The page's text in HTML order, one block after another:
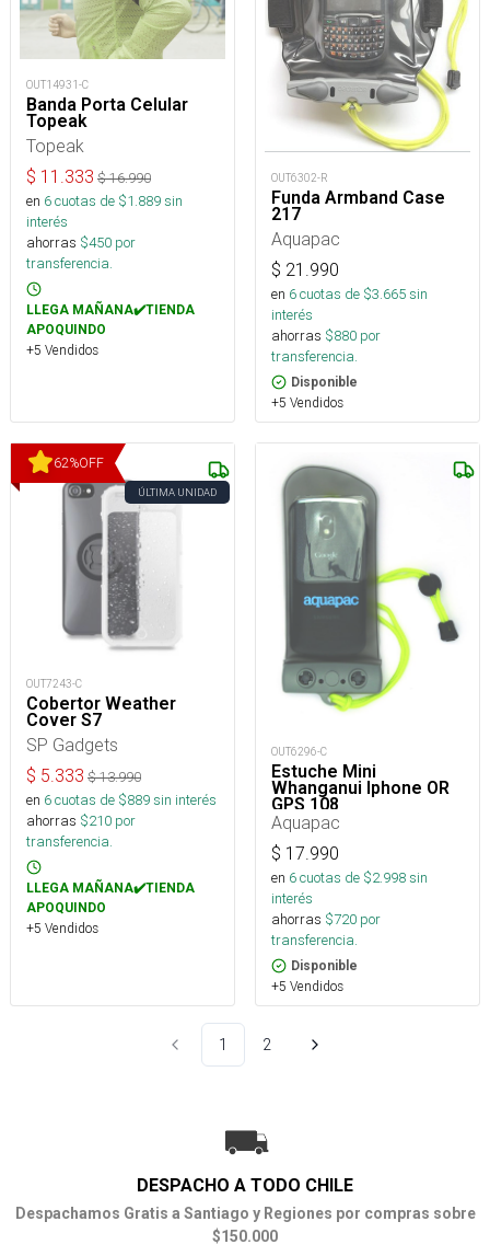
OUT14931-C
Banda Porta Celular
Topeak
Topeak
$ 11.333 $16.990
en 6cuotas de $1.889sin
interés
ahorras $450 por
transferencia.
LLEGA MAÑANA✔️TIENDA
APOQUINDO
+5 Vendidos
OUT6302-R
Funda Armband Case
217
Aquapac
$ 21.990
en 6cuotas de $3.665sin
interés
ahorras $880 por
transferencia.
Disponible
+5 Vendidos
62%OFF
ÚLTIMA UNIDAD
OUT7243-C
Cobertor Weather
Cover S7
SP Gadgets
$ 5.333 $13.990
en 6cuotas de $889sin interés
ahorras $210 por
transferencia.
LLEGA MAÑANA✔️TIENDA
APOQUINDO
+5 Vendidos
OUT6296-C
Estuche Mini
Whanganui Iphone OR
GPS 108
Aquapac
$ 17.990
en 6cuotas de $2.998sin
interés
ahorras $720 por
transferencia.
Disponible
+5 Vendidos
1 2
DESPACHO A TODO CHILE
Despachamos Gratis a Santiago y Regiones por compras sobre
$150.000